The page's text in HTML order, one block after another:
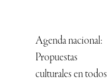
Agenda nacional:
Propuestas
culturales en todos